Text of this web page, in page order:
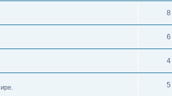
8
6
4
5